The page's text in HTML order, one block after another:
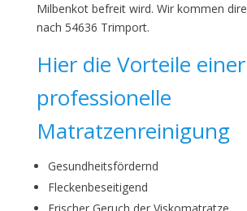
Milbenkot befreit wird. Wir kommen
nach 54636 Trimport.
Hier die Vorteile einer
professionelle
Matratzenreinigung
Gesundheitsfördernd
Fleckenbeseitigend